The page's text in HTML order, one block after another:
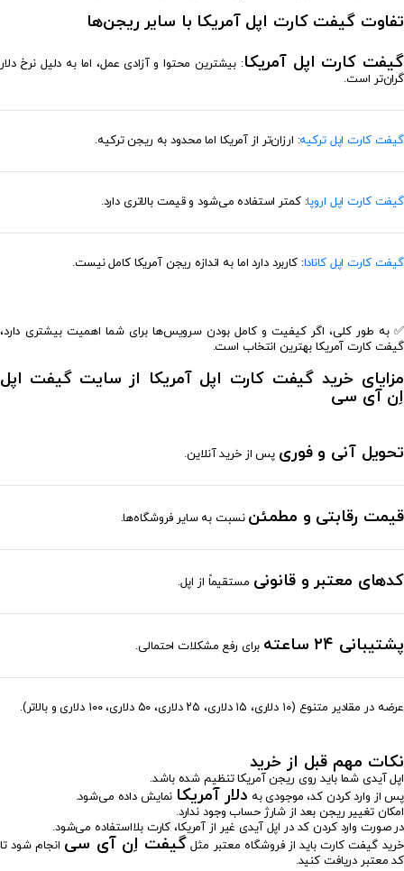
تفاوت گیفت کارت اپل آمریکا با سایر ریجن‌ها
گیفت کارت اپل آمریکا: بیشترین محتوا و آزادی عمل، اما به دلیل نرخ دلار
گران‌تر است.
گیفت کارت اپل ترکیه: ارزان‌تر از آمریکا اما محدود به ریجن ترکیه.
گیفت کارت اپل اروپا: کمتر استفاده می‌شود و قیمت بالاتری دارد.
گیفت کارت اپل کانادا: کاربرد دارد اما به اندازه ریجن آمریکا کامل نیست.
✅ به طور کلی، اگر کیفیت و کامل بودن سرویس‌ها برای شما اهمیت بیشتری دارد،
گیفت کارت آمریکا بهترین انتخاب است.
مزایای خرید گیفت کارت اپل آمریکا از سایت گیفت اپل
اِن آی سی
تحویل آنی و فوری پس از خرید آنلاین.
قیمت رقابتی و مطمئن نسبت به سایر فروشگاه‌ها.
کدهای معتبر و قانونی مستقیماً از اپل.
پشتیبانی ۲۴ ساعته برای رفع مشکلات احتمالی.
عرضه در مقادیر متنوع (۱۰ دلاری، ۱۵ دلاری، ۲۵ دلاری، ۵۰ دلاری، ۱۰۰ دلاری و بالاتر).
نکات مهم قبل از خرید
اپل آیدی شما باید روی ریجن آمریکا تنظیم شده باشد.
پس از وارد کردن کد، موجودی به دلار آمریکا نمایش داده می‌شود.
امکان تغییر ریجن بعد از شارژ حساب وجود ندارد.
در صورت وارد کردن کد در اپل آیدی غیر از آمریکا، کارت بلااستفاده می‌شود.
خرید گیفت کارت باید از فروشگاه معتبر مثل گیفت اِن آی سی انجام شود تا
کد معتبر دریافت کنید.